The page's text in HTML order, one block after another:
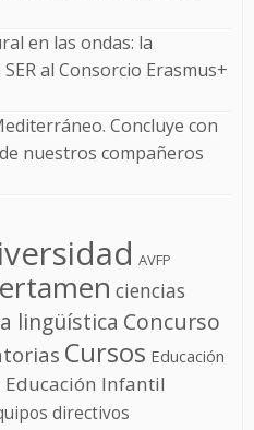
en las ondas: la
al Consorcio Erasmus+
Concluye con
nuestros compañeros
AVFP
ciencias
lingüística Concurso
Cursos Educación
Educación Infantil
directivos